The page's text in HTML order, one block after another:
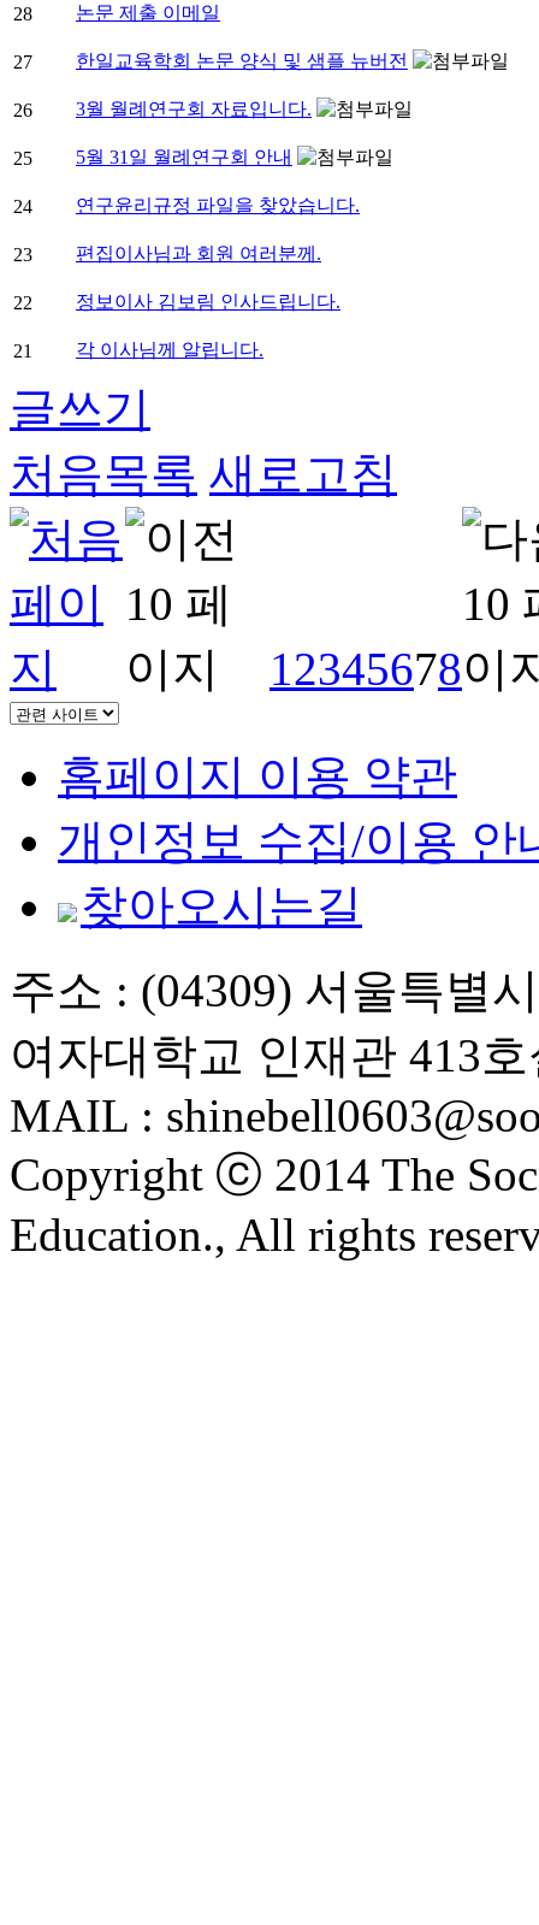
28 논문 제출 이메일
27 한일교육학회 논문 양식 및 샘플 뉴버전
26 3월 월례연구회 자료입니다.
25 5월 31일 월례연구회 안내
24 연구윤리규정 파일을 찾았습니다.
23 편집이사님과 회원 여러분께.
22 정보이사 김보림 인사드립니다.
21 각 이사님께 알립니다.
글쓰기
처음목록 새로고침
12345678
홈페이지 이용 약관
개인정보 수집/이용 안
찾아오시는길
주소 : (04309) 서울특별
여자대학교 인재관 413
MAIL :
Copyright ⓒ 2014 The
Education., All rights